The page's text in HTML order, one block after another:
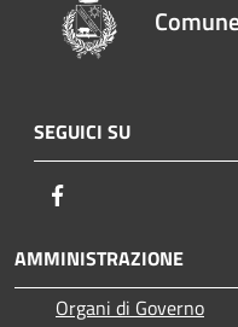
SEGUICI SU
AMMINISTRAZIONE
Organi di Governo